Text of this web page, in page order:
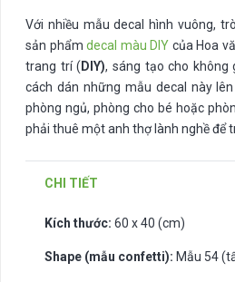
Với nhiều mẫu decal hình vuông,
sản phẩmdecal màu DIY của Hoa
trang trí ( DIY), sáng tạo cho không
cách dán những mẫu decal này
phòng ngủ, phòng cho bé hoặc
phải thuê một anh thợ lành nghề để
CHI TIẾT
Kích thước: 60 x 40 (cm)
Shape (mẫu confetti): Mẫu 54